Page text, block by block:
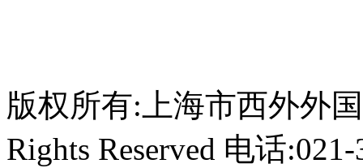
版权所有:上海市西外外
Rights Reserved 电话